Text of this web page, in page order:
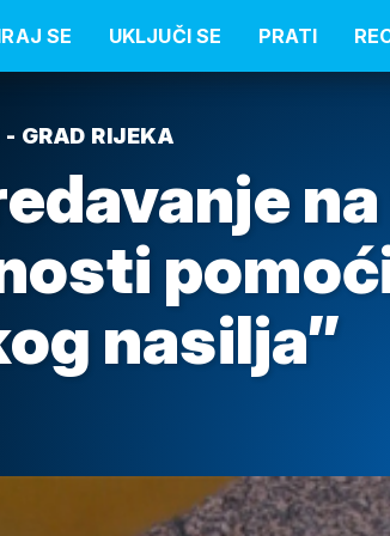
SE UKLJUČI SE PRATI
- GRAD RIJEKA
nasilja”